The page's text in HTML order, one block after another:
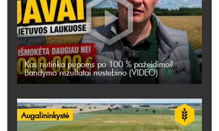
Kas nutinka pupoms po 100 % pažeidimo?
Bandymo rezultatai nustebino (VIDEO)
Augalininkystė